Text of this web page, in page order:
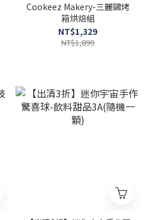
Cookeez Makery-三麗鷗烤
箱烘焙組
NT$1,329
NT$1,899